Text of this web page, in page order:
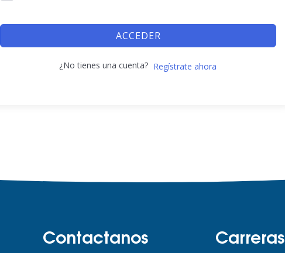
ACCEDER
¿No tienes una cuenta? Regístrate ahora
Contactanos Carreras